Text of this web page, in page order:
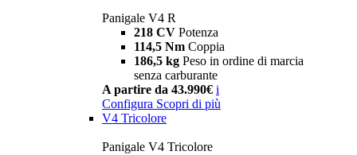
Panigale V4 R
218 CV Potenza
114,5 Nm Coppia
186,5 kg Peso in ordine di marcia
senza carburante
A partire da 43.990€ i
Configura Scopri di più
V4 Tricolore
Panigale V4 Tricolore